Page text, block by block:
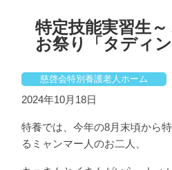
特定技能実習生
お祭り「タディン
慈啓会特別養護老人ホーム
2024年10月18日
特養では、今年の8月末頃から
るミャンマー人のお二人、